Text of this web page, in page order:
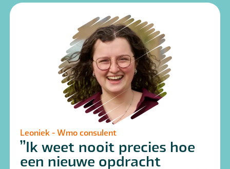
Leoniek - Wmo consulent
Ik weet nooit precies hoe
een nieuwe opdracht